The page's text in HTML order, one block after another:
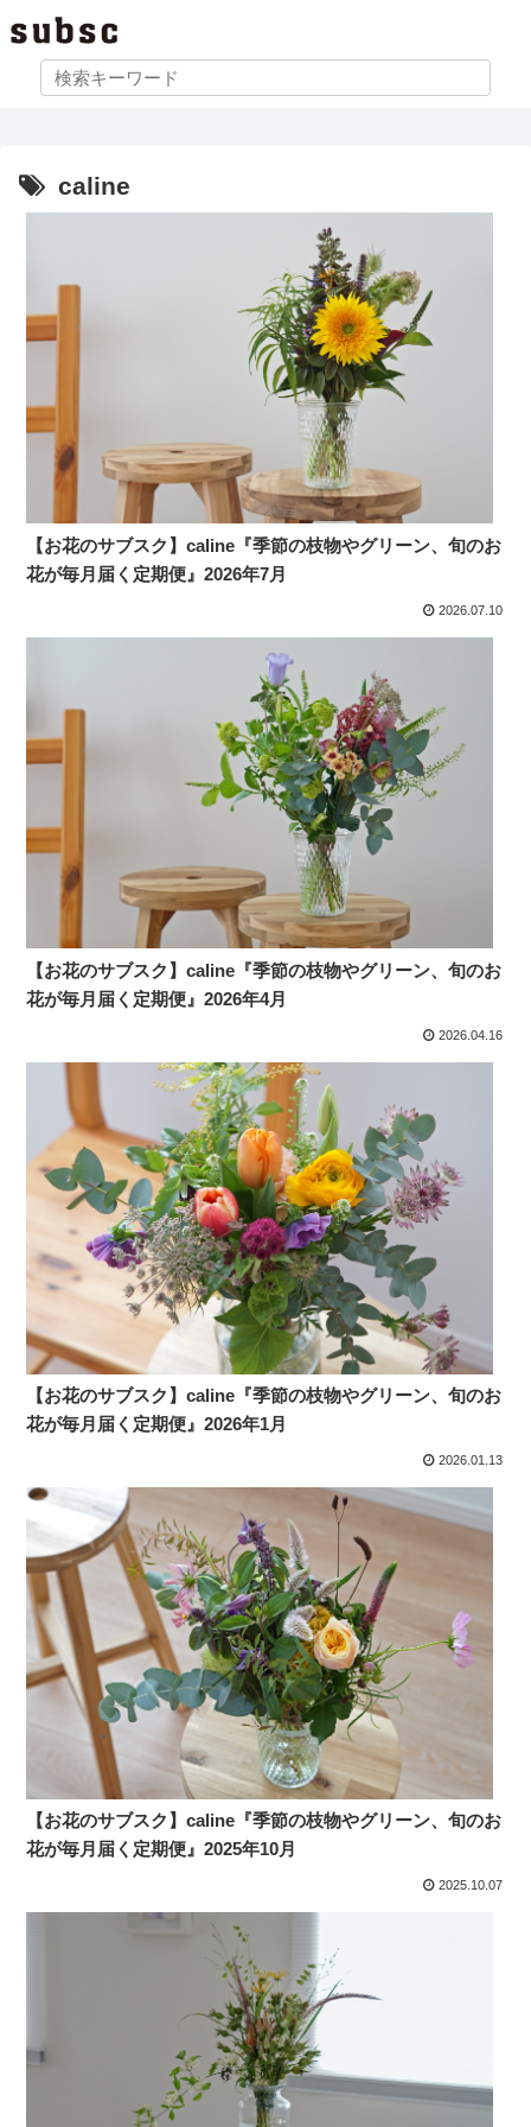
caline
【お花のサブスク】caline『季節の枝物やグリーン、旬のお
花が毎月届く定期便』2026年7月
2026.07.10
【お花のサブスク】caline『季節の枝物やグリーン、旬のお
花が毎月届く定期便』2026年4月
2026.04.16
【お花のサブスク】caline『季節の枝物やグリーン、旬のお
花が毎月届く定期便』2026年1月
2026.01.13
【お花のサブスク】caline『季節の枝物やグリーン、旬のお
花が毎月届く定期便』2025年10月
2025.10.07